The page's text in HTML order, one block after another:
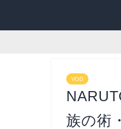
VOD
族の術